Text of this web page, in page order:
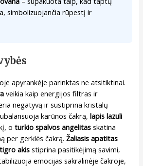
simbolizuojančia rūpestį ir
apyrankėje parinktas ne atsitiktinai.
veikia kaip energijos filtras ir
negatyvą ir sustiprina kristalų
karūnos čakrą,lapis lazuli
oturkio spalvos angelitas skatina
per gerklės čakrą.Žaliasis apatitas
tigro akis stiprina pasitikėjimą savimi,
emocijas sakralinėje čakroje,